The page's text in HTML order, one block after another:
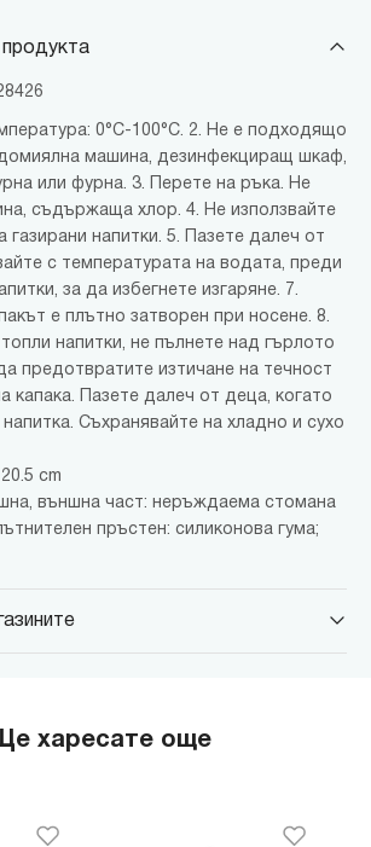
0°C-100°C. 2. Не е подходящо
машина, дезинфекциращ шкаф,
или фурна. 3. Перете на ръка. Не
съдържаща хлор. 4. Не използвайте
напитки. 5. Пазете далеч от
с температурата на водата, преди
за да избегнете изгаряне. 7.
е плътно затворен при носене. 8.
напитки, не пълнете над гърлото
предотвратите изтичане на течност
капака. Пазете далеч от деца, когато
Съхранявайте на хладно и сухо
cm
външна част: неръждаема стомана
пръстен: силиконова гума;
Център
път" №214, София Ринг Мол, ниво
харесате още